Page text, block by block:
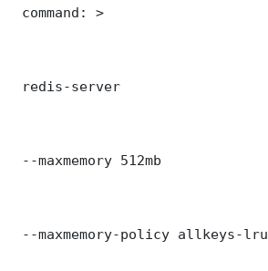
command: >
redis-server
--maxmemory 512mb
--maxmemory-policy allkeys-lru